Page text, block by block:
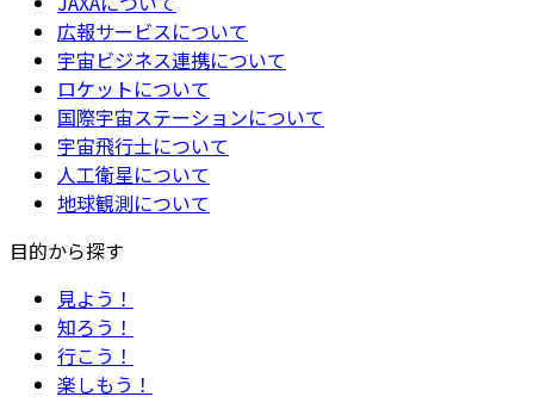
広報サービスについて
宇宙ビジネス連携について
ロケットについて
国際宇宙ステーションについて
宇宙飛行士について
人工衛星について
地球観測について
目的から探す
見よう！
知ろう！
行こう！
楽しもう！